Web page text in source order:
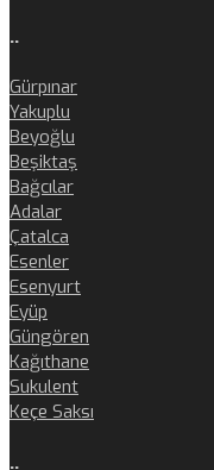
..
Gürpınar
Yakuplu
Beyoğlu
Beşiktaş
Bağcılar
Adalar
Çatalca
Esenler
Esenyurt
Eyüp
Güngören
Kağıthane
Sukulent
Keçe Saksı
..